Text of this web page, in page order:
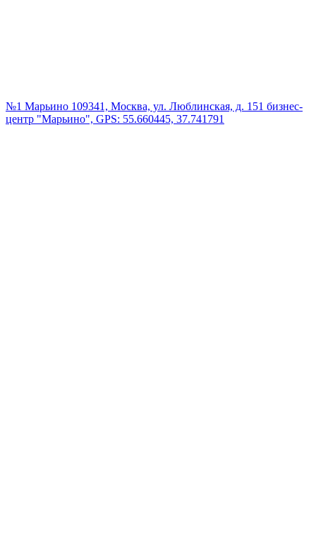
№1 Марьино 109341, Москва, ул. Люблинская, д. 151 бизнес-
центр "Марьино", GPS: 55.660445, 37.741791